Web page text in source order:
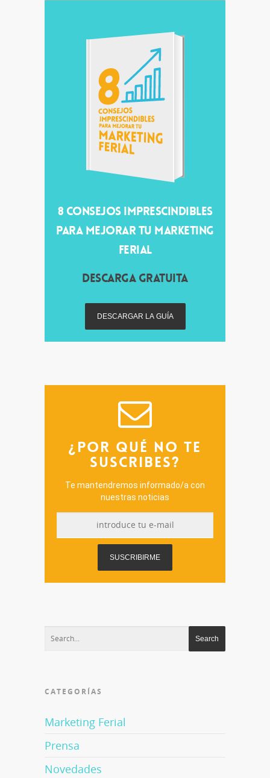
8 CONSEJOS IMPRESCINDIBLES
PARA MEJORAR TU MARKETING
FERIAL
DESCARGA GRATUITA
¿POR QUÉ NO TE
SUSCRIBES?
Te mantendremos informado/a con
nuestras noticias
CATEGORÍAS
Marketing Ferial
Prensa
Novedades